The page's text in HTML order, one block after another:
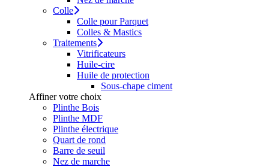
Colle
Colle pour Parquet
Colles & Mastics
Traitements
Vitrificateurs
Huile-cire
Huile de protection
Sous-chape ciment
Affiner votre choix
Plinthe Bois
Plinthe MDF
Plinthe électrique
Quart de rond
Barre de seuil
Nez de marche